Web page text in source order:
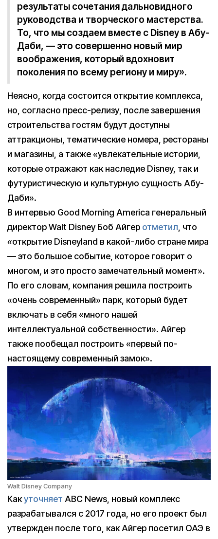
результаты сочетания дальновидного
руководства и творческого мастерства.
То, что мы создаем вместе с Disney в Абу-
Даби, — это совершенно новый мир
воображения, который вдохновит
поколения по всему региону и миру».
Неясно, когда состоится открытие комплекса,
но, согласно пресс-релизу, после завершения
строительства гостям будут доступны
аттракционы, тематические номера, рестораны
и магазины, а также «увлекательные истории,
которые отражают как наследие Disney, так и
футуристическую и культурную сущность Абу-
Даби».
В интервью Good Morning America генеральный
директор Walt Disney Боб Айгер отметил, что
«открытие Disneyland в какой-либо стране мира
— это большое событие, которое говорит о
многом, и это просто замечательный момент».
По его словам, компания решила построить
«очень современный» парк, который будет
включать в себя «много нашей
интеллектуальной собственности». Айгер
также пообещал построить «первый по-
настоящему современный замок».
Walt Disney Company
Какуточняет ABC News, новый комплекс
разрабатывался с 2017 года, но его проект был
утвержден после того, как Айгер посетил ОАЭ в